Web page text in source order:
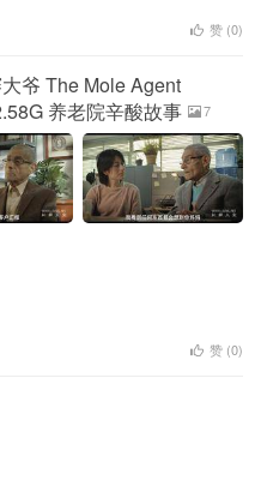
赞 (0)
爷 The Mole Agent
养老院辛酸故事
7
赞 (0)